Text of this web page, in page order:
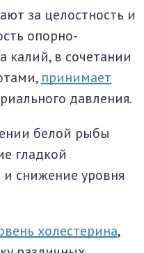
за целостность и
опорно-
калий, в сочетании
принимает
давления.
белой рыбы
гладкой
снижение уровня
холестерина,